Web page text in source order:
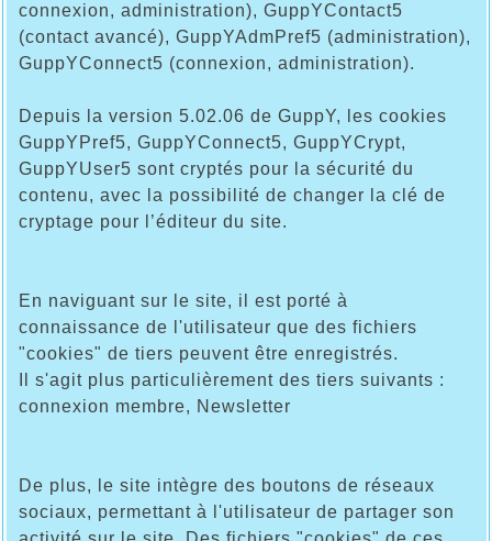
connexion, administration), GuppYContact5
(contact avancé), GuppYAdmPref5 (administration),
GuppYConnect5 (connexion, administration).
Depuis la version 5.02.06 de GuppY, les cookies
GuppYPref5, GuppYConnect5, GuppYCrypt,
GuppYUser5 sont cryptés pour la sécurité du
contenu, avec la possibilité de changer la clé de
cryptage pour l’éditeur du site.
En naviguant sur le site, il est porté à
connaissance de l'utilisateur que des fichiers
"cookies" de tiers peuvent être enregistrés.
Il s'agit plus particulièrement des tiers suivants :
connexion membre, Newsletter
De plus, le site intègre des boutons de réseaux
sociaux, permettant à l'utilisateur de partager son